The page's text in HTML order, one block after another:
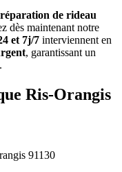
de rideau
dès maintenant notre
et 7j/7 interviennent en
, garantissant un
Ris-Orangis
91130